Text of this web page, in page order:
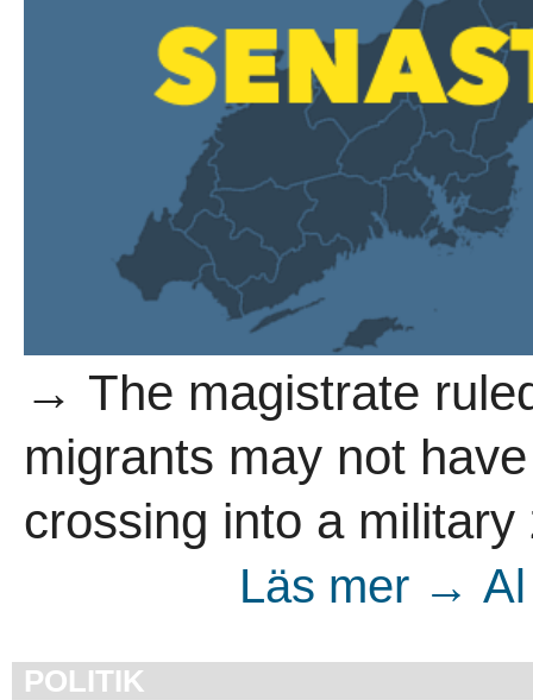
→ The magistrate
migrants may not
crossing into a military
Läs mer → Al
POLITIK